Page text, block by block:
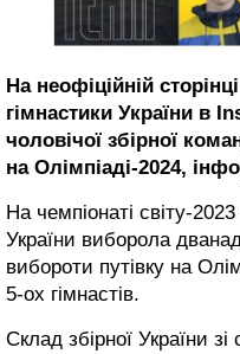
На неофіційній
гімнастики України в
чоловічої збірної
на Олімпіаді-2024,
На чемпіонаті світу-
України виборола
вибороти путівку на
5-ох гімнастів.
Склад збірної України